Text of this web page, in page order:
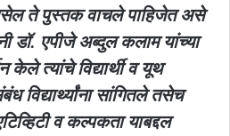
ते पुस्तक वाचले पाहिजेत असे
डॉ. एपीजे अब्दुल कलाम यांच्या
केले त्यांचे विद्यार्थी व यूथ
विद्यार्थ्यांना सांगितले तसेच
व कल्पकता याबद्दल